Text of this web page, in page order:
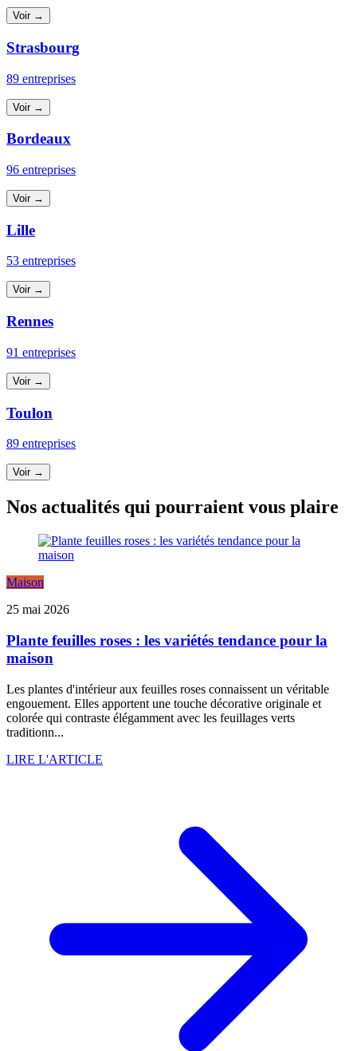
Voir →
Strasbourg
89 entreprises
Voir →
Bordeaux
96 entreprises
Voir →
Lille
53 entreprises
Voir →
Rennes
91 entreprises
Voir →
Toulon
89 entreprises
Voir →
Nos actualités qui pourraient vous plaire
Maison
25 mai 2026
Plante feuilles roses : les variétés tendance pour la
maison
Les plantes d'intérieur aux feuilles roses connaissent un véritable
engouement. Elles apportent une touche décorative originale et
colorée qui contraste élégamment avec les feuillages verts
traditionn...
LIRE L'ARTICLE